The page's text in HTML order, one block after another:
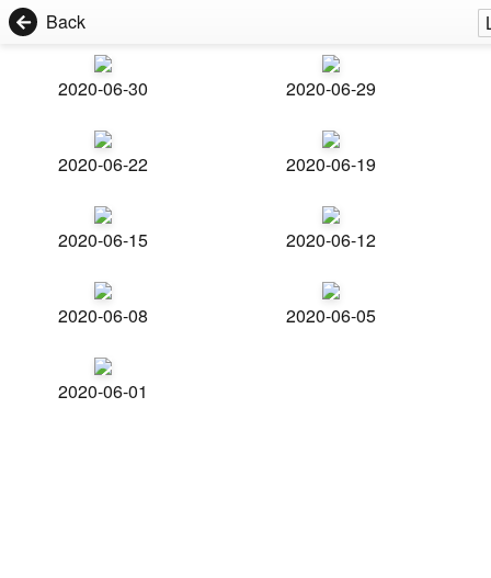
Back
2020-06-30 2020-06-29
2020-06-22 2020-06-19
2020-06-15 2020-06-12
2020-06-08 2020-06-05
2020-06-01